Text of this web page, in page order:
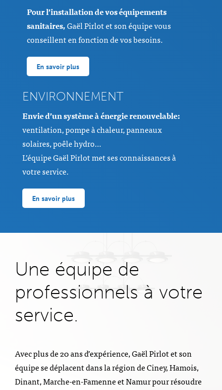
Pour l’installation de vos équipements
sanitaires,Gaël Pirlot et son équipe vous
conseillent en fonction de vos besoins.
En savoir plus
ENVIRONNEMENT
Envie d’un système à énergie renouvelable:
ventilation, pompe à chaleur, panneaux
solaires, poêle hydro…
L’équipe Gaël Pirlot met ses connaissances à
votre service.
En savoir plus
Une équipe de
professionnels à votre
service.
Avec plus de 20 ans d’expérience, Gaël Pirlot et son
équipe se déplacent dans la région de Ciney, Hamois,
Dinant, Marche-en-Famenne et Namur pour résoudre